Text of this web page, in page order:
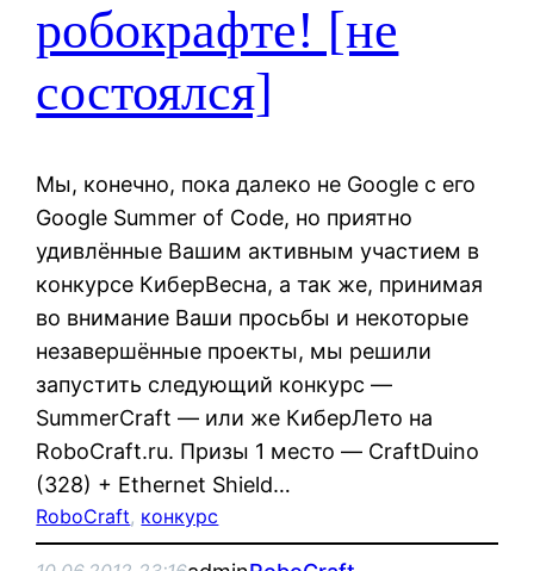
робокрафте! [не
состоялся]
Мы, конечно, пока далеко не Google с его
Google Summer of Code, но приятно
удивлённые Вашим активным участием в
конкурсе КиберВесна, а так же, принимая
во внимание Ваши просьбы и некоторые
незавершённые проекты, мы решили
запустить следующий конкурс —
SummerCraft — или же КиберЛето на
RoboCraft.ru. Призы 1 место — CraftDuino
(328) + Ethernet Shield…
RoboCraft, конкурс